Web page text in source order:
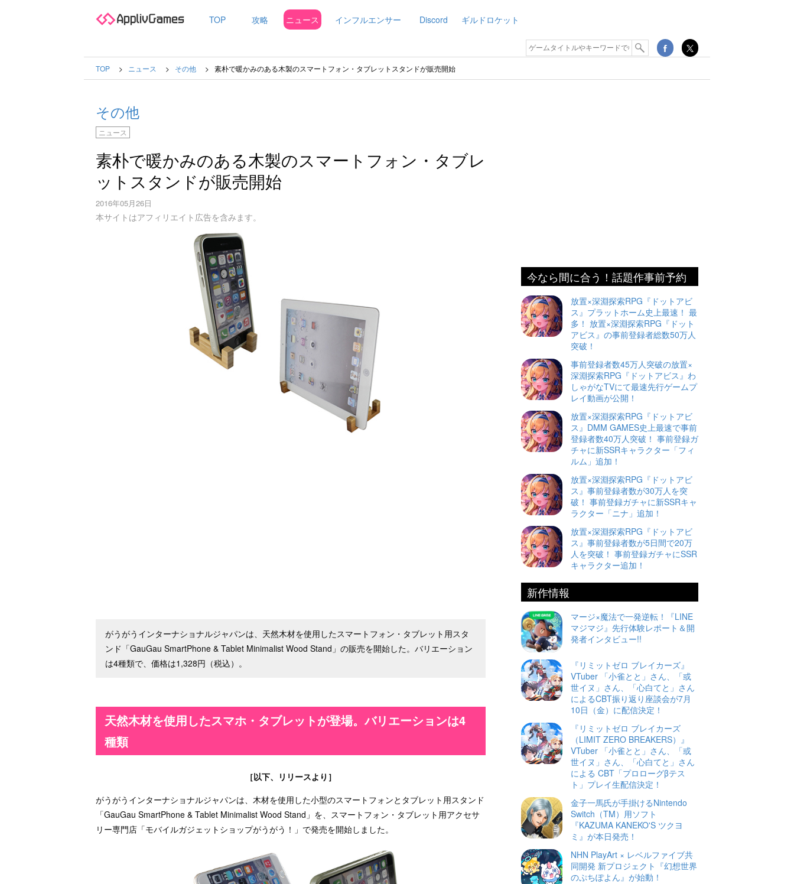
TOP 攻略 ニュース インフルエンサー Discord ギルドロケット
TOP ニュース その他 素朴で暖かみのある木製のスマートフォン・タブレットスタンドが販売開始
その他
ニュース
素朴で暖かみのある木製のスマートフォン・タブレ
ットスタンドが販売開始
2016年05月26日
本サイトはアフィリエイト広告を含みます。
がうがうインターナショナルジャパンは、天然木材を使用したスマートフォン・タブレット用スタ
ンド「GauGau SmartPhone & Tablet Minimalist Wood Stand」の販売を開始した。バリエーション
は4種類で、価格は1,328円（税込）。
天然木材を使用したスマホ・タブレットが登場。バリエーションは4
種類
［以下、リリースより］
がうがうインターナショナルジャパンは、木材を使用した小型のスマートフォンとタブレット用スタンド
「GauGau SmartPhone & Tablet Minimalist Wood Stand」を、スマートフォン・タブレット用アクセサ
リー専門店「モバイルガジェットショップがうがう！」で発売を開始しました。
今なら間に合う！話題作事前予約
放置×深淵探索RPG『ドットアビ
ス』プラットホーム史上最速！ 最
多！ 放置×深淵探索RPG『ドット
アビス』の事前登録者総数50万人
突破！
事前登録者数45万人突破の放置×
深淵探索RPG『ドットアビス』わ
しゃがなTVにて最速先行ゲームプ
レイ動画が公開！
放置×深淵探索RPG『ドットアビ
ス』DMM GAMES史上最速で事前
登録者数40万人突破！ 事前登録ガ
チャに新SSRキャラクター「フィ
ルム」追加！
放置×深淵探索RPG『ドットアビ
ス』事前登録者数が30万人を突
破！ 事前登録ガチャに新SSRキャ
ラクター「ニナ」追加！
放置×深淵探索RPG『ドットアビ
ス』事前登録者数が5日間で20万
人を突破！ 事前登録ガチャにSSR
キャラクター追加！
新作情報
マージ×魔法で一発逆転！『LINE
マジマジ』先行体験レポート＆開
発者インタビュー!!
『リミットゼロ ブレイカーズ』
VTuber 「小雀とと」さん、「或
世イヌ」さん、「心白てと」さん
によるCBT振り返り座談会が7月
10日（金）に配信決定！
『リミットゼロ ブレイカーズ
（LIMIT ZERO BREAKERS）』
VTuber 「小雀とと」さん、「或
世イヌ」さん、「心白てと」さん
による CBT「プロローグβテス
ト」プレイ生配信決定！
金子一馬氏が手掛けるNintendo
Switch（TM）用ソフト
『KAZUMA KANEKO'S ツクヨ
ミ』が本日発売！
NHN PlayArt × レベルファイブ共
同開発 新プロジェクト『幻想世界
のぷちぽよん』が始動！